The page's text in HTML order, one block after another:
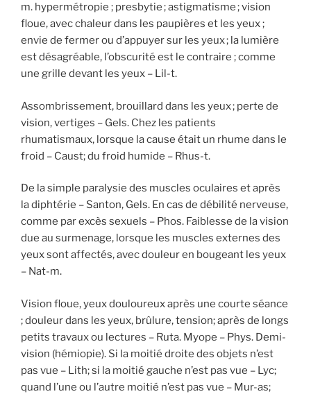
m. hypermétropie ; presbytie ; astigmatisme ; vision
floue, avec chaleur dans les paupières et les yeux ;
envie de fermer ou d’appuyer sur les yeux ; la lumière
est désagréable, l’obscurité est le contraire ; comme
une grille devant les yeux – Lil-t.
Assombrissement, brouillard dans les yeux ; perte de
vision, vertiges – Gels. Chez les patients
rhumatismaux, lorsque la cause était un rhume dans le
froid – Caust; du froid humide – Rhus-t.
De la simple paralysie des muscles oculaires et après
la diphtérie – Santon, Gels. En cas de débilité nerveuse,
comme par excès sexuels – Phos. Faiblesse de la vision
due au surmenage, lorsque les muscles externes des
yeux sont affectés, avec douleur en bougeant les yeux
– Nat-m.
Vision floue, yeux douloureux après une courte séance
; douleur dans les yeux, brûlure, tension; après de longs
petits travaux ou lectures – Ruta. Myope – Phys. Demi-
vision (hémiopie). Si la moitié droite des objets n’est
pas vue – Lith; si la moitié gauche n’est pas vue – Lyc;
quand l’une ou l’autre moitié n’est pas vue – Mur-as;